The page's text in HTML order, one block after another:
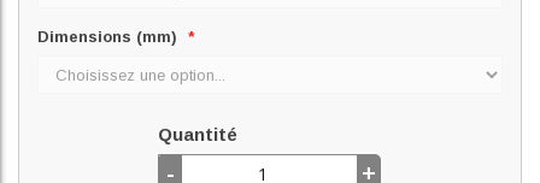
Dimensions (mm)
Quantité
- +